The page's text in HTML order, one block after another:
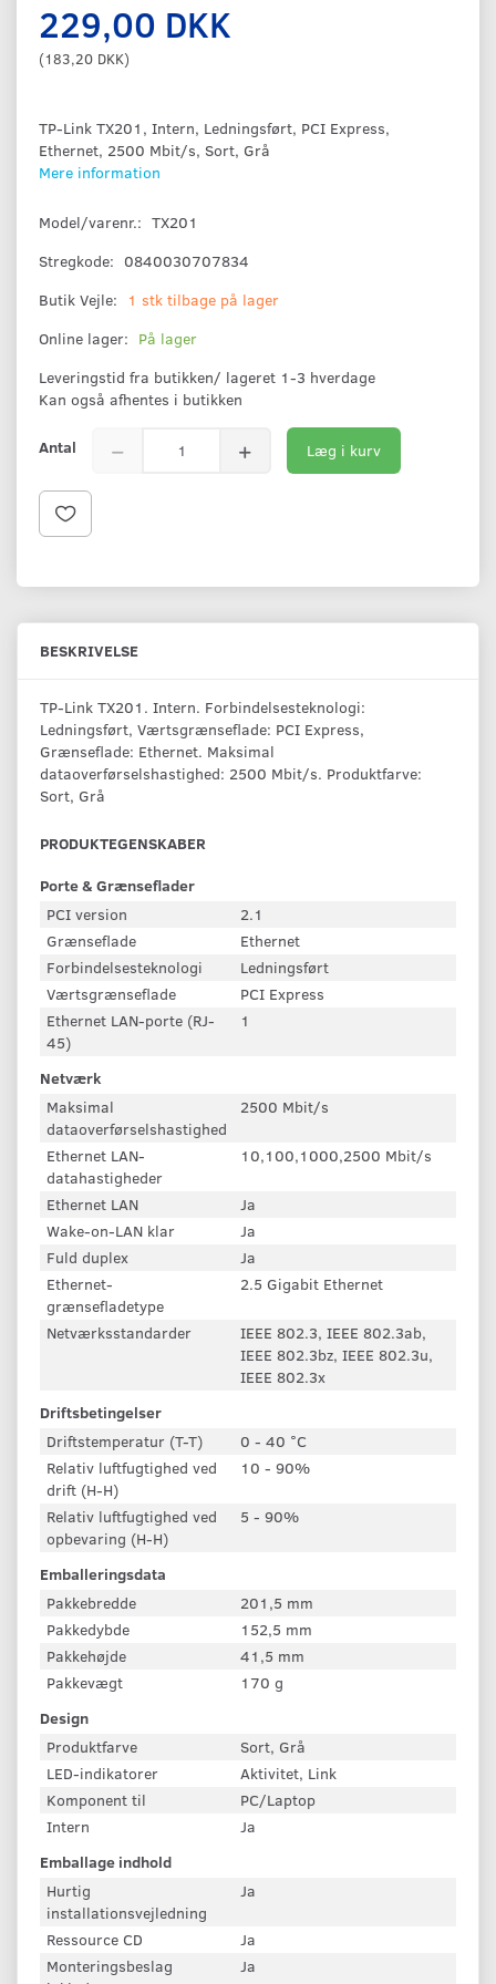
229,00 DKK
(183,20 DKK)
TP-Link TX201, Intern, Ledningsført, PCI Express,
Ethernet, 2500 Mbit/s, Sort, Grå
Mere information
Model/varenr.: TX201
Stregkode: 0840030707834
Butik Vejle:
1 stk tilbage på lager
Online lager: På lager
Leveringstid fra butikken/ lageret 1-3 hverdage
Kan også afhentes i butikken
Antal Læg i kurv
BESKRIVELSE
TP-Link TX201. Intern. Forbindelsesteknologi:
Ledningsført, Værtsgrænseflade: PCI Express,
Grænseflade: Ethernet. Maksimal
dataoverførselshastighed: 2500 Mbit/s. Produktfarve:
Sort, Grå
PRODUKTEGENSKABER
Porte & Grænseflader
PCI version
2.1
Grænseflade
Ethernet
Forbindelsesteknologi
Ledningsført
Værtsgrænseflade
PCI Express
Ethernet LAN-porte (RJ-
45)
1
Netværk
Maksimal
dataoverførselshastighed
2500 Mbit/s
Ethernet LAN-
datahastigheder
10,100,1000,2500 Mbit/s
Ethernet LAN
Ja
Wake-on-LAN klar
Ja
Fuld duplex
Ja
Ethernet-
grænsefladetype
2.5 Gigabit Ethernet
Netværksstandarder
IEEE 802.3, IEEE 802.3ab,
IEEE 802.3bz, IEEE 802.3u,
IEEE 802.3x
Driftsbetingelser
Driftstemperatur (T-T)
0 - 40 °C
Relativ luftfugtighed ved
drift (H-H)
10 - 90%
Relativ luftfugtighed ved
opbevaring (H-H)
5 - 90%
Emballeringsdata
Pakkebredde
201,5 mm
Pakkedybde
152,5 mm
Pakkehøjde
41,5 mm
Pakkevægt
170 g
Design
Produktfarve
Sort, Grå
LED-indikatorer
Aktivitet, Link
Komponent til
PC/Laptop
Intern
Ja
Emballage indhold
Hurtig
installationsvejledning
Ja
Ressource CD
Ja
Monteringsbeslag
Ja